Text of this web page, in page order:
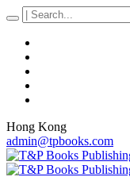
Hong Kong
admin@tpbooks.com